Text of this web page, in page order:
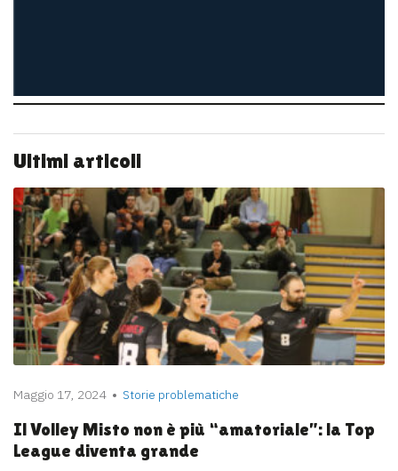
Ultimi articoli
Maggio 17, 2024 Storie problematiche
Il Volley Misto non è più “amatoriale”: la Top
League diventa grande